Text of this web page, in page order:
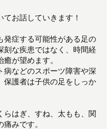
お話していきます！
発症する可能性がある足の
刻な疾患ではなく、時間経
が望めます。
病などのスポーツ障害や深
保護者は子供の足をしっか
らはぎ、すね、太もも、関
みです。